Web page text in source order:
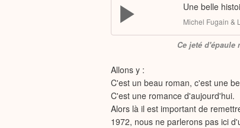
Une belle
Michel Fugain &
Ce jeté
Allons y :
C'est un beau roman, c'est une
C'est une romance d'aujourd'hui.
Alors là il est important de
1972, nous ne parlerons pas ici